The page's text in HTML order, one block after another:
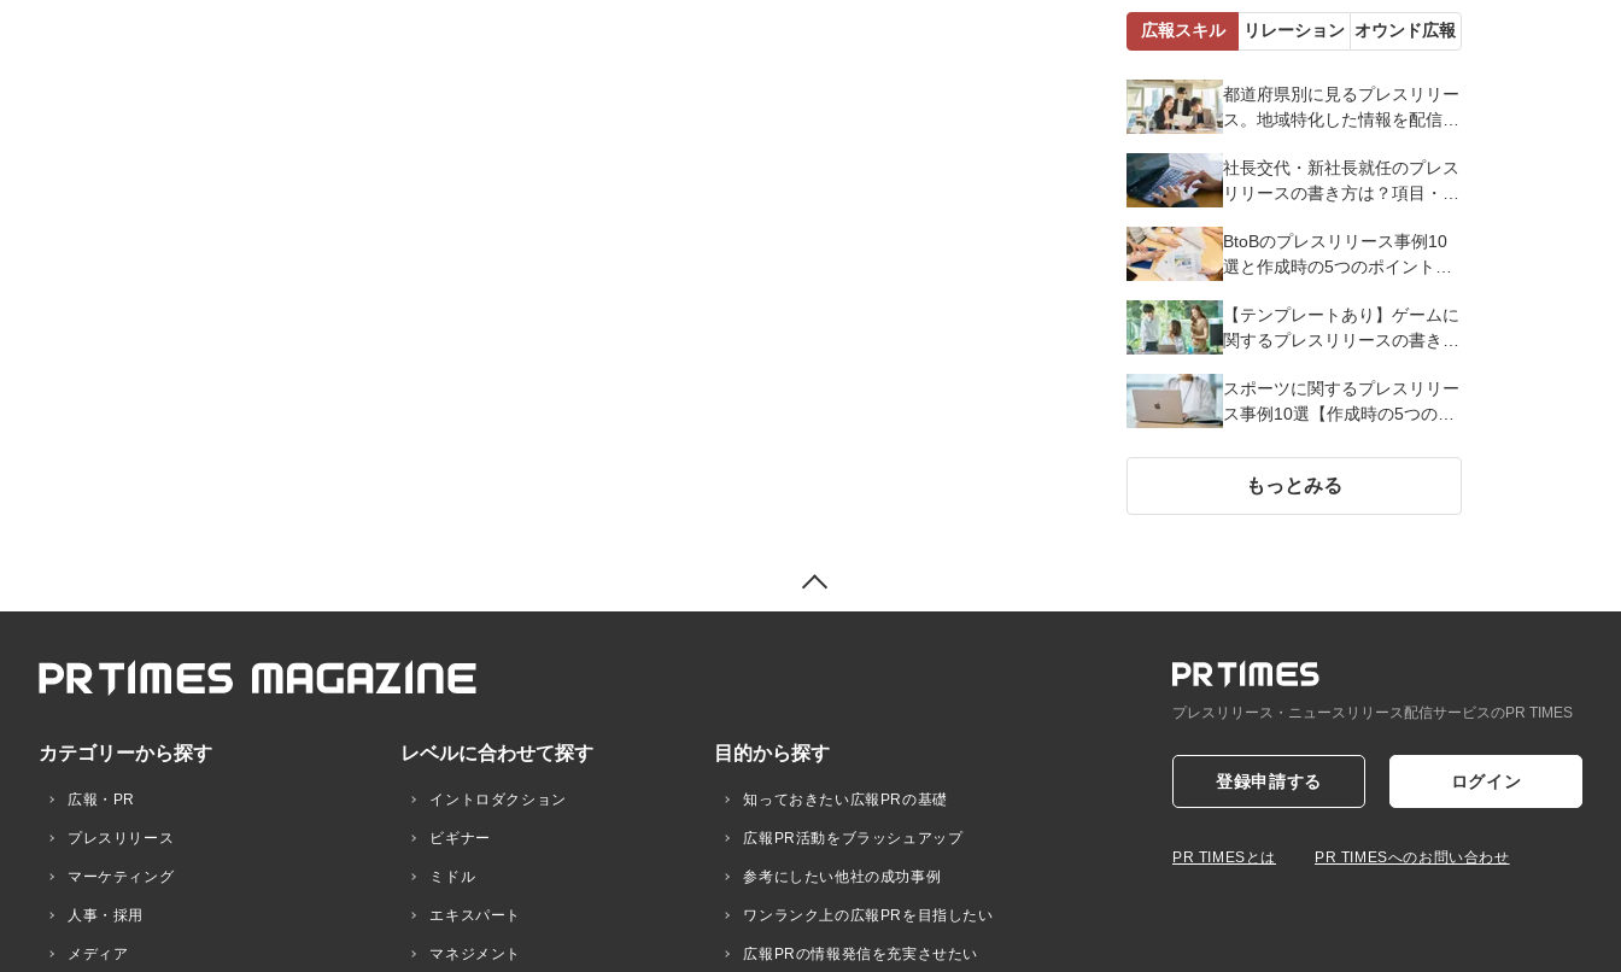
広報スキル リレーション オウンド広報
都道府県別に見るプレスリリー
ス。地域特化した情報を配信す
社長交代・新社長就任のプレス
リリースの書き方は？項目・ポ
BtoBのプレスリリース事例10
選と作成時の5つのポイントを
【テンプレートあり】ゲームに
関するプレスリリースの書き方
スポーツに関するプレスリリー
ス事例10選【作成時の5つのポ
もっとみる
カテゴリーから探す
広報・PR
プレスリリース
マーケティング
人事・採用
メディア
レベルに合わせて探す
イントロダクション
ビギナー
ミドル
エキスパート
マネジメント
目的から探す
知っておきたい広報PRの基礎
広報PR活動をブラッシュアップ
参考にしたい他社の成功事例
ワンランク上の広報PRを目指したい
広報PRの情報発信を充実させたい
プレスリリース・ニュースリリース配信サービスのPR TIMES
登録申請する ログイン
PR TIMESとは PR TIMESへのお問い合わせ